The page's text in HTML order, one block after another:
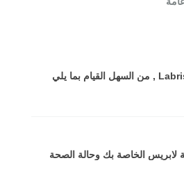
لابريس الخاصة بك وحالة الصحة